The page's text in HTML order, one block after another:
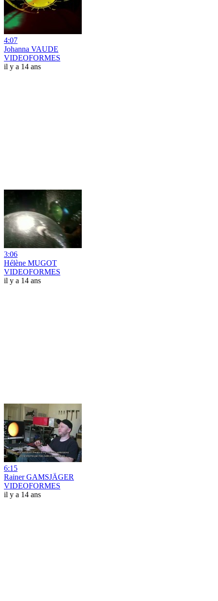
4:07
Johanna VAUDE
VIDEOFORMES
il y a 14 ans
3:06
Hélène MUGOT
VIDEOFORMES
il y a 14 ans
6:15
Rainer GAMSJÄGER
VIDEOFORMES
il y a 14 ans